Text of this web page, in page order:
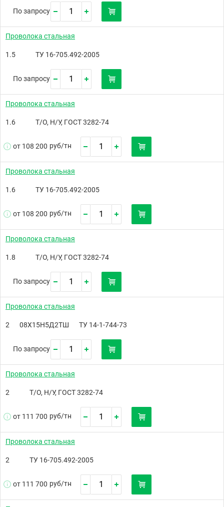
По запросу
Проволока стальная
1.5 ТУ 16-705.492-2005
По запросу
Проволока стальная
1.6 Т/О, Н/У, ГОСТ 3282-74
от 108 200 руб/тн
Проволока стальная
1.6 ТУ 16-705.492-2005
от 108 200 руб/тн
Проволока стальная
1.8 Т/О, Н/У, ГОСТ 3282-74
По запросу
Проволока стальная
2 08Х15Н5Д2ТШ ТУ 14-1-744-73
По запросу
Проволока стальная
2 Т/О, Н/У, ГОСТ 3282-74
от 111 700 руб/тн
Проволока стальная
2 ТУ 16-705.492-2005
от 111 700 руб/тн